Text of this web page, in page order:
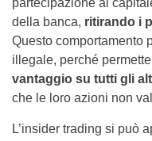
della banca, ritirando i
Questo comportamento
illegale, perché
vantaggio su tutti gli
che le loro azioni non
L’insider trading si può